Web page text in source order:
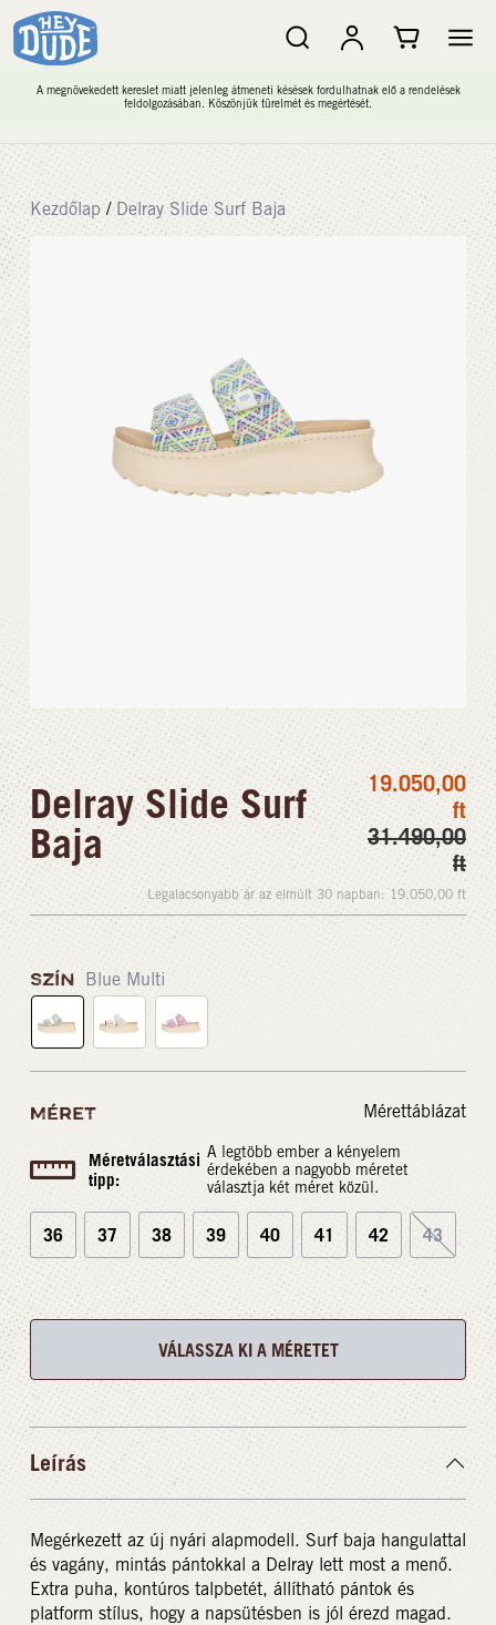
A megnövekedett kereslet miatt jelenleg átmeneti késések fordulhatnak elő a rendelések
feldolgozásában. Köszönjük türelmét és megértését.
Kezdőlap / Delray Slide Surf Baja
Delray Slide Surf
Baja
19.050,00
ft
31.490,00
ft
Legalacsonyabb ár az elmúlt 30 napban: 19.050,00 ft
SZÍN Blue Multi
MÉRET Mérettáblázat
Méretválasztási
tipp:
A legtöbb ember a kényelem
érdekében a nagyobb méretet
választja két méret közül.
36 37 38 39 40 41 42 43
VÁLASSZA KI A MÉRETET
Leírás
Megérkezett az új nyári alapmodell. Surf baja hangulattal
és vagány, mintás pántokkal a Delray lett most a menő.
Extra puha, kontúros talpbetét, állítható pántok és
platform stílus, hogy a napsütésben is jól érezd magad.